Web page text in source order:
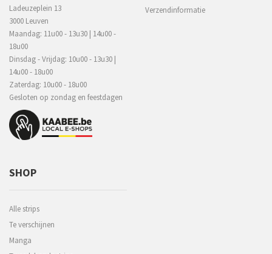
Ladeuzeplein 13
3000 Leuven
Maandag: 11u00 - 13u30 | 14u00 -
18u00
Dinsdag - Vrijdag: 10u00 - 13u30 |
14u00 - 18u00
Zaterdag: 10u00 - 18u00
Gesloten op zondag en feestdagen
Verzendinformatie
SHOP
Alle strips
Te verschijnen
Manga